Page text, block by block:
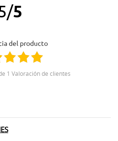
/5
del producto
1 Valoración de clientes